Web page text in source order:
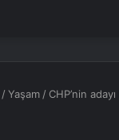
/Yaşam / CHP’nin